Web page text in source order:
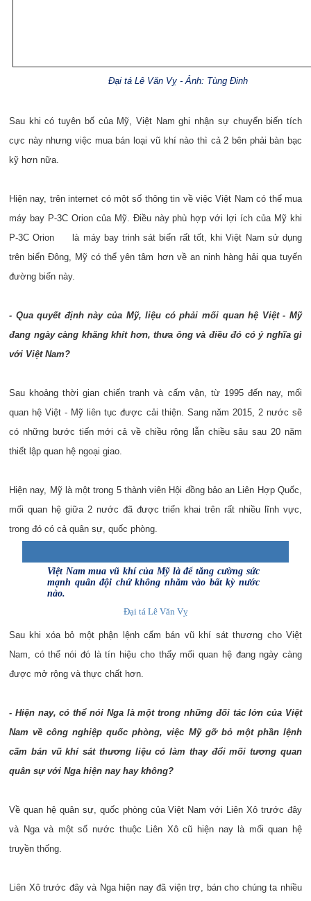
Đại tá Lê Văn Vỵ - Ảnh: Tùng Đinh
Sau khi có tuyên bố của Mỹ, Việt Nam ghi nhận sự chuyển biến tích
cực này nhưng việc mua bán loại vũ khí nào thì cả 2 bên phải bàn bạc
kỹ hơn nữa.
Hiện nay, trên internet có một số thông tin về việc Việt Nam có thể mua
máy bay P-3C Orion của Mỹ. Điều này phù hợp với lợi ích của Mỹ khi
P-3C Orion là máy bay trinh sát biển rất tốt, khi Việt Nam sử dụng
trên biển Đông, Mỹ có thể yên tâm hơn về an ninh hàng hải qua tuyến
đường biển này.
- Qua quyết định này của Mỹ, liệu có phải mối quan hệ Việt - Mỹ
đang ngày càng khăng khít hơn, thưa ông và điều đó có ý nghĩa gì
với Việt Nam?
Sau khoảng thời gian chiến tranh và cấm vận, từ 1995 đến nay, mối
quan hệ Việt - Mỹ liên tục được cải thiện. Sang năm 2015, 2 nước sẽ
có những bước tiến mới cả về chiều rộng lẫn chiều sâu sau 20 năm
thiết lập quan hệ ngoại giao.
Hiện nay, Mỹ là một trong 5 thành viên Hội đồng bảo an Liên Hợp Quốc,
mối quan hệ giữa 2 nước đã được triển khai trên rất nhiều lĩnh vực,
trong đó có cả quân sự, quốc phòng.
Việt Nam mua vũ khí của Mỹ là để tăng cường sức
mạnh quân đội chứ không nhằm vào bất kỳ nước
nào.
Đại tá Lê Văn Vỵ
Sau khi xóa bỏ một phận lệnh cấm bán vũ khí sát thương cho Việt
Nam, có thể nói đó là tín hiệu cho thấy mối quan hệ đang ngày càng
được mở rộng và thực chất hơn.
- Hiện nay, có thể nói Nga là một trong những đối tác lớn của Việt
Nam về công nghiệp quốc phòng, việc Mỹ gỡ bỏ một phần lệnh
cấm bán vũ khí sát thương liệu có làm thay đổi mối tương quan
quân sự với Nga hiện nay hay không?
Về quan hệ quân sự, quốc phòng của Việt Nam với Liên Xô trước đây
và Nga và một số nước thuộc Liên Xô cũ hiện nay là mối quan hệ
truyền thống.
Liên Xô trước đây và Nga hiện nay đã viện trợ, bán cho chúng ta nhiều